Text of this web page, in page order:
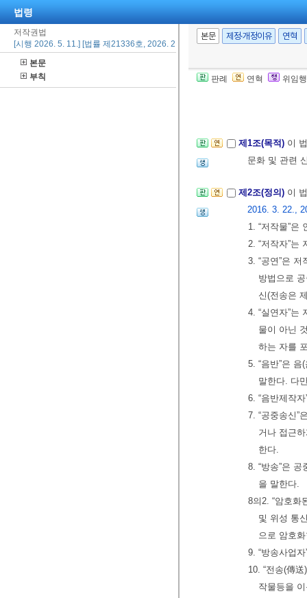
법령
저작권법
[시행 2026. 5. 11.] [법률 제21336호, 2026. 2. 10., 일부개정]
본문
부칙
본문 제정·개정이유 연혁
판례 연혁 위임
제1조(목적) 이
문화 및 관련
제2조(정의) 이
2016. 3. 22.,
1. “저작물”은
2. “저작자”는
3. “공연”은
방법으로
신(전송은
4. “실연자”는
물이 아닌
하는 자를
5. “음반”은
말한다. 다
6. “음반제작
7. “공중송신”
거나 접근
한다.
8. “방송”은
을 말한다.
8의2. “암호화
및 위성 통
으로 암호
9. “방송사업
10. “전송(傳
작물등을